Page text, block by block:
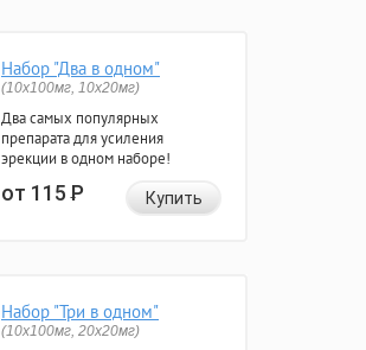
Набор "Два в одном"
(10x100мг, 10x20мг)
Два самых популярных
препарата для усиления
эрекции в одном наборе!
от 115Р Купить
Набор "Три в одном"
(10x100мг, 20x20мг)